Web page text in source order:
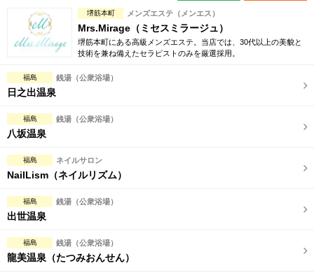
閉じる
堺筋本町 メンズエステ（メンエス）
Mrs.Mirage（ミセスミラージュ）
堺筋本町にある高級メンズエステ。当店では、30代以上の美貌と
技術を兼ね備えたセラピストのみを厳選採用。
福島 銭湯（公衆浴場）
日之出温泉
福島 銭湯（公衆浴場）
八坂温泉
福島 ネイルサロン
NailLism（ネイルリズム）
福島 銭湯（公衆浴場）
出世温泉
福島 銭湯（公衆浴場）
龍美温泉（たつみおんせん）